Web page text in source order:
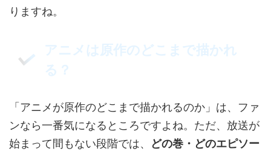
りますね。
アニメは原作のどこまで描かれ
る？
「アニメが原作のどこまで描かれるのか」は、ファ
ンなら一番気になるところですよね。ただ、放送が
始まって間もない段階では、
どの巻・どのエピソー